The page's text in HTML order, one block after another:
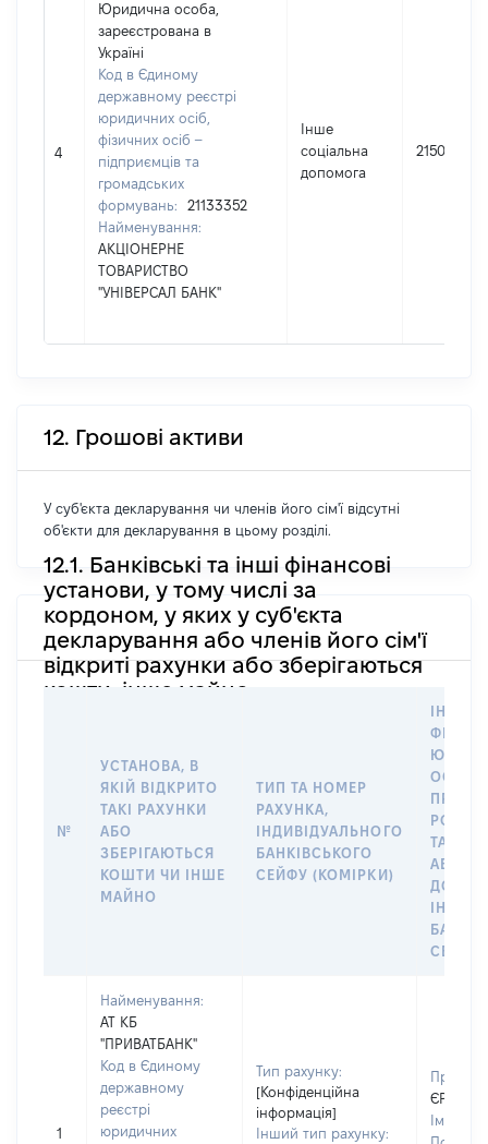
4
Юридична особа,
зареєстрована в
Україні
Код в Єдиному
державному реєстрі
юридичних осіб,
фізичних осіб –
підприємців та
громадських
формувань:
21133352
Найменування:
АКЦІОНЕРНЕ
ТОВАРИСТВО
"УНІВЕРСАЛ БАНК"
Інше
соціальна
допомога
21500
12. Грошові активи
У суб'єкта декларування чи членів його сім'ї відсутні
об'єкти для декларування в цьому розділі.
12.1. Банківські та інші фінансові
установи, у тому числі за
кордоном, у яких у суб'єкта
декларування або членів його сім'ї
відкриті рахунки або зберігаються
кошти, інше майно
№
УСТАНОВА, В
ЯКІЙ ВІДКРИТО
ТАКІ РАХУНКИ
АБО
ЗБЕРІГАЮТЬСЯ
КОШТИ ЧИ ІНШЕ
МАЙНО
ТИП ТА НОМЕР
РАХУНКА,
ІНДИВІДУАЛЬНОГО
БАНКІВСЬКОГО
СЕЙФУ (КОМІРКИ)
ПРАВО
ТАКИМ
АБО
ДО
СЕЙФУ
1
Найменування:
АТ КБ
"ПРИВАТБАНК"
Код в Єдиному
державному
реєстрі
юридичних
Тип рахунку:
[Конфіденційна
інформація]
Інший тип рахунку:
Ім'я: